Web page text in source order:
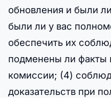
обновления и были
были ли у вас
обеспечить их
подменены ли факты
комиссии; (4)
доказательств при